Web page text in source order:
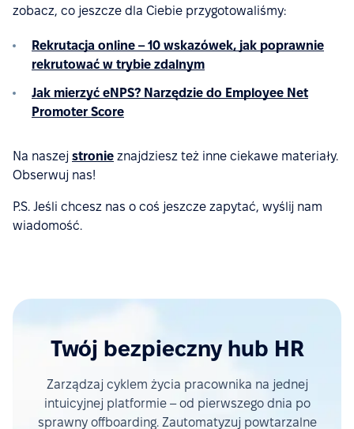
zobacz, co jeszcze dla Ciebie przygotowaliśmy:
Rekrutacja online – 10 wskazówek, jak poprawnie
rekrutować w trybie zdalnym
Jak mierzyć eNPS? Narzędzie do Employee Net
Promoter Score
Na naszej stronie znajdziesz też inne ciekawe materiały.
Obserwuj nas!
P.S. Jeśli chcesz nas o coś jeszcze zapytać, wyślij nam
wiadomość.
Twój bezpieczny hub HR
Zarządzaj cyklem życia pracownika na jednej
intuicyjnej platformie – od pierwszego dnia po
sprawny offboarding. Zautomatyzuj powtarzalne